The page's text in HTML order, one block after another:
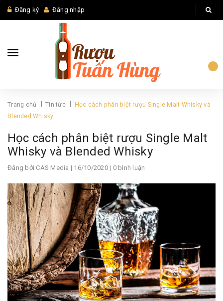
Đăng ký Đăng nhập
Trang chủ Tin tức
Học cách phân biệt rượu Single Malt Whisky và
Blended Whisky
Học cách phân biệt rượu Single Malt
Whisky và Blended Whisky
Đăng bởi CAS Media | 16/10/2020 | 0 bình luận